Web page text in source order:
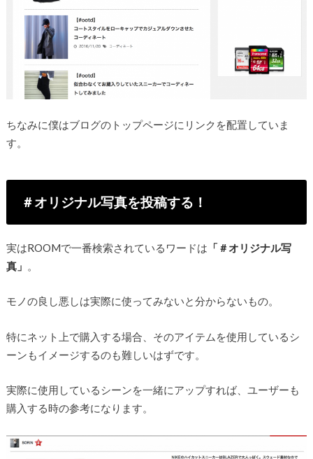
ちなみに僕はブログのトップページにリンクを配置していま
す。
＃オリジナル写真を投稿する！
実はROOMで一番検索されているワードは 「＃オリジナル写
真」 。
モノの良し悪しは実際に使ってみないと分からないもの。
特にネット上で購入する場合、そのアイテムを使用しているシ
ーンもイメージするのも難しいはずです。
実際に使用しているシーンを一緒にアップすれば、ユーザーも
購入する時の参考になります。